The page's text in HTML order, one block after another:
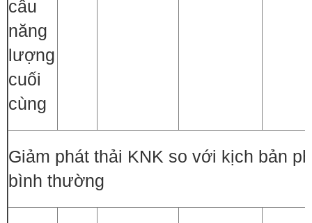
cầu
năng
lượng
cuối
cùng
Giảm phát thải KNK so với kịch bản
bình thường